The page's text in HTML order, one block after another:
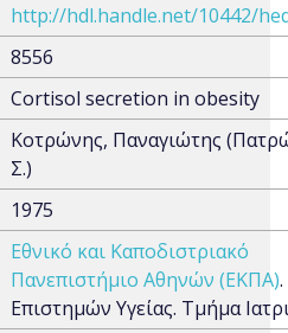
http://hdl.handle.net/10442/
8556
Cortisol secretion in obesity
Κοτρώνης, Παναγιώτης
Σ.)
1975
Εθνικό και Καποδιστριακό
Πανεπιστήμιο Αθηνών (ΕΚΠΑ)
Επιστημών Υγείας. Τμήμα